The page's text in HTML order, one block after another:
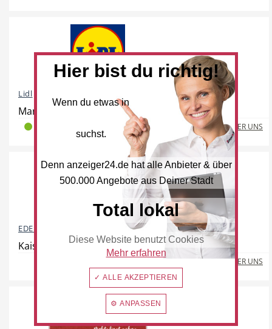
Öffentliche Einrichtungen
Lidl
Marler Straße 4, 40472 Düsseldorf
MEHR ÜBER UNS
EDEKA
Kaiserswerther Straße 270, 40474 Düsseldorf
MEHR ÜBER UNS
Hier bist du richtig!
Wenn du etwas in
suchst.
Denn anzeiger24.de hat alle Anbieter & über
500.000 Angebote aus Deiner Stadt
Total lokal
Diese Website benutzt Cookies
Mehr erfahren
✓ ALLE AKZEPTIEREN
⚙ ANPASSEN